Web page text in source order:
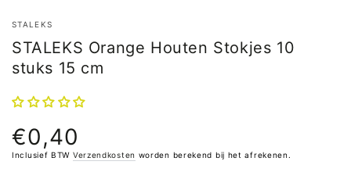
STALEKS
STALEKS Orange Houten Stokjes 10
stuks 15 cm
Normale
prijs
€0,40
Inclusief BTW Verzendkosten worden berekend bij het afrekenen.